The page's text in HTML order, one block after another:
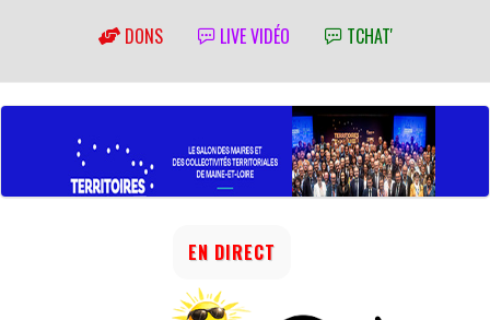
DONS LIVE VIDÉO TCHAT'
EN DIRECT